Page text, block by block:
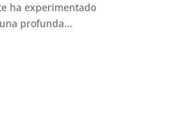
ha experimentado
profunda...